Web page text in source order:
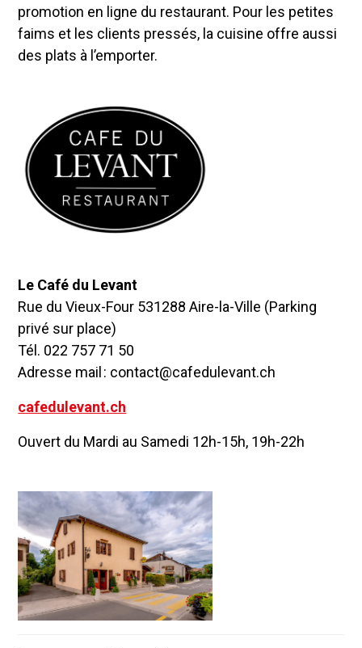
promotion en ligne du restaurant. Pour les petites
faims et les clients pressés, la cuisine offre aussi
des plats à l’emporter.
Le Café du Levant
Rue du Vieux-Four 531288 Aire-la-Ville (Parking
privé sur place)
Tél. 022 757 71 50
Adresse mail : contact@cafedulevant.ch
cafedulevant.ch
Ouvert du Mardi au Samedi 12h-15h, 19h-22h